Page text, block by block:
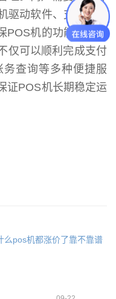
驱动软件、支付接口
POS机的功能能够充
仅可以顺利完成支付
查询等多种便捷服
证POS机长期稳定运
么pos机都涨价了靠不靠谱